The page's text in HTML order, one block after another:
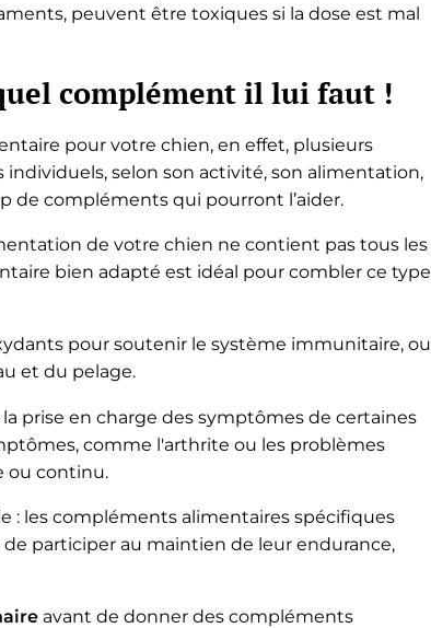
peuvent être toxiques si la dose est mal
complément il lui faut !
pour votre chien, en effet, plusieurs
selon son activité, son alimentation,
de compléments qui pourront l’aider.
de votre chien ne contient pas tous les
bien adapté est idéal pour combler ce type
pour soutenir le système immunitaire, ou
et du pelage.
prise en charge des symptômes de certaines
comme l'arthrite ou les problèmes
ou continu.
: les compléments alimentaires spécifiques
participer au maintien de leur endurance,
avant de donner des compléments